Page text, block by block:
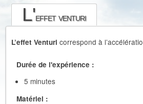
L'effet venturi
L’effet Venturi correspond à
Durée de l'expérience :
5 minutes
Matériel :